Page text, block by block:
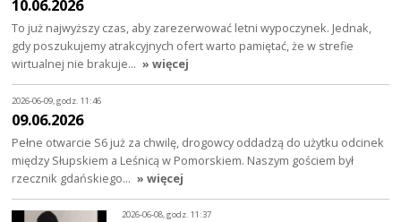
10.06.2026
To już najwyższy czas, aby zarezerwować letni wypoczynek. Jednak,
gdy poszukujemy atrakcyjnych ofert warto pamiętać, że w strefie
wirtualnej nie brakuje… » więcej
2026-06-09, godz. 11:46
09.06.2026
Pełne otwarcie S6 już za chwilę, drogowcy oddadzą do użytku odcinek
między Słupskiem a Leśnicą w Pomorskiem. Naszym gościem był
rzecznik gdańskiego… » więcej
2026-06-08, godz. 11:37